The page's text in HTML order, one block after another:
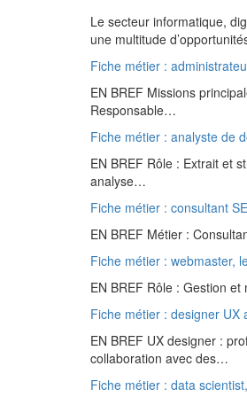
Le secteur informatique,
une multitude
Fiche métier :
EN BREF Missions
Responsable…
Fiche métier : analyste de
EN BREF Rôle : Extrait et
analyse…
Fiche métier : consultant
EN BREF Métier :
Fiche métier : webmaster,
EN BREF Rôle : Gestion
Fiche métier : designer UX
EN BREF UX designer :
collaboration avec des…
Fiche métier : data